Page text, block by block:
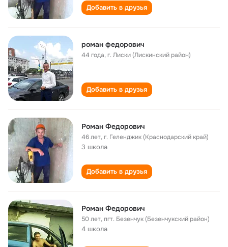
Добавить в друзья
роман федорович
44 года,г. Лиски (Лискинский район)
Добавить в друзья
Роман Федорович
46 лет,г. Геленджик (Краснодарский край)
3 школа
Добавить в друзья
Роман Федорович
50 лет,пгт. Безенчук (Безенчукский район)
4 школа